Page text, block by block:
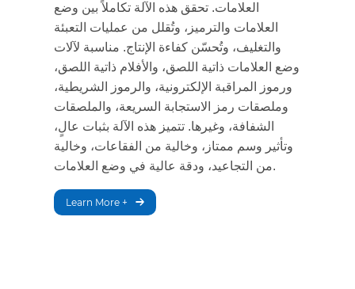
العلامات. تحقق هذه الآلة تكاملاً بين وضع
العلامات والترميز، وتُقلل من عمليات التعبئة
والتغليف، وتُحسّن كفاءة الإنتاج. مناسبة لآلات
وضع العلامات ذاتية اللصق، والأفلام ذاتية اللصق،
ورموز المراقبة الإلكترونية، والرموز الشريطية،
وملصقات رمز الاستجابة السريعة، والملصقات
الشفافة، وغيرها. تتميز هذه الآلة بثبات عالٍ،
وتأثير وسم ممتاز، وخالية من الفقاعات، وخالية
من التجاعيد، ودقة عالية في وضع العلامات.
Learn More +